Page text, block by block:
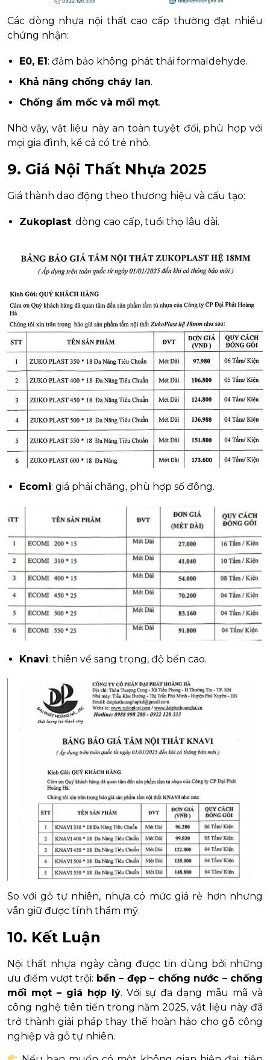
Các dòng nhựa nội thất cao cấp thường đạt nhiều
chứng nhận:
E0, E1 : đảm bảo không phát thải formaldehyde.
Khả năng chống cháy lan.
Chống ẩm mốc và mối mọt.
Nhờ vậy, vật liệu này an toàn tuyệt đối, phù hợp với
mọi gia đình, kể cả có trẻ nhỏ.
9. Giá Nội Thất Nhựa 2025
Giá thành dao động theo thương hiệu và cấu tạo:
Zukoplast: dòng cao cấp, tuổi thọ lâu dài.
Ecomi: giá phải chăng, phù hợp số đông.
Knavi: thiên về sang trọng, độ bền cao.
So với gỗ tự nhiên, nhựa có mức giá rẻ hơn nhưng
vẫn giữ được tính thẩm mỹ.
10. Kết Luận
Nội thất nhựa ngày càng được tin dùng bởi những
ưu điểm vượt trội: bền – đẹp – chống nước – chống
mối mọt – giá hợp lý. Với sự đa dạng mẫu mã và
công nghệ tiên tiến trong năm 2025, vật liệu này đã
trở thành giải pháp thay thế hoàn hảo cho gỗ công
nghiệp và gỗ tự nhiên.